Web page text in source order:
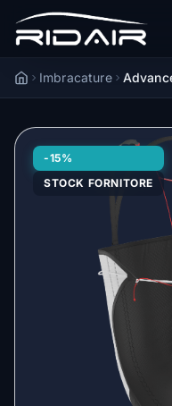
AccueilImbracature
-15%
STOCK FORNITORE